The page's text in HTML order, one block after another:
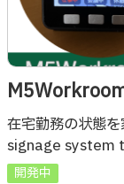
在宅勤務の状態
signage system
telecommuting
開発中